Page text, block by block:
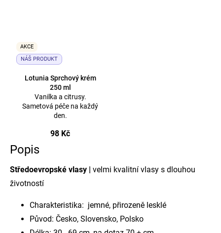
AKCE
NÁŠ PRODUKT
Lotunia Sprchový krém
250 ml
Vanilka a citrusy.
Sametová péče na každý
den.
98 Kč
Popis
Středoevropské vlasy | velmi kvalitní vlasy s dlouhou
životností
Charakteristika: jemné, přirozeně lesklé
Původ: Česko, Slovensko, Polsko